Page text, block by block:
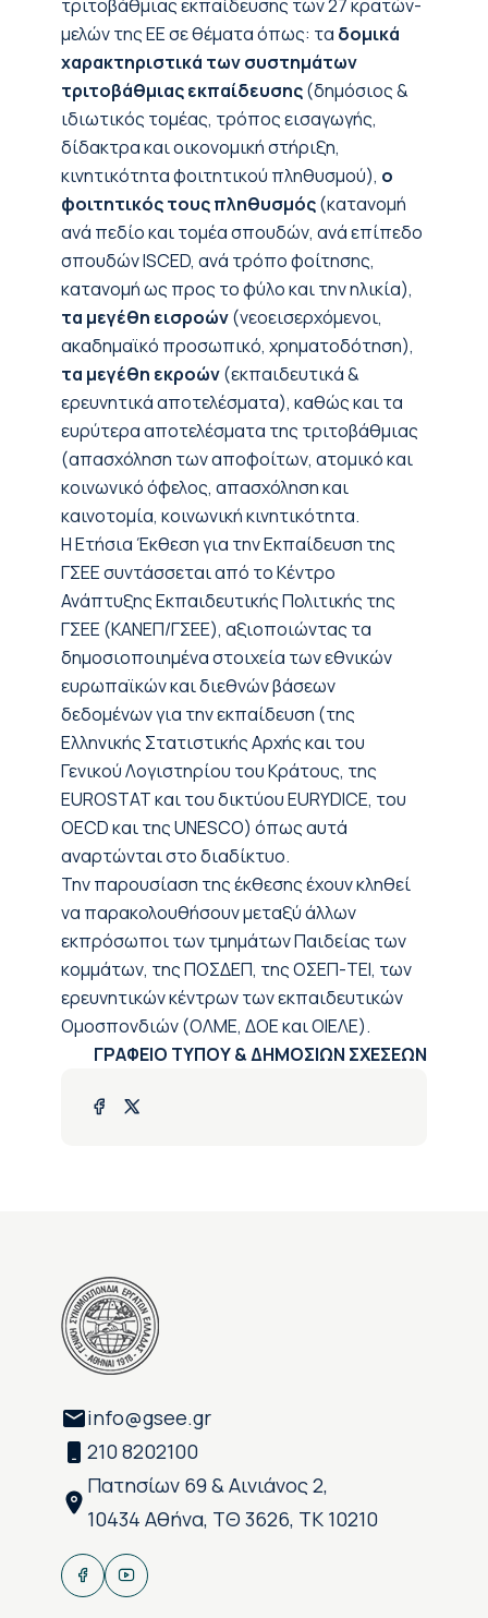
τριτοβάθμιας εκπαίδευσης των 27 κρατών-
μελών της ΕΕ σε θέματα όπως: τα δομικά
χαρακτηριστικά των συστημάτων
τριτοβάθμιας εκπαίδευσης(δημόσιος &
ιδιωτικός τομέας, τρόπος εισαγωγής,
δίδακτρα και οικονομική στήριξη,
κινητικότητα φοιτητικού πληθυσμού), ο
φοιτητικός τους πληθυσμός(κατανομή
ανά πεδίο και τομέα σπουδών, ανά επίπεδο
σπουδών ISCED, ανά τρόπο φοίτησης,
κατανομή ως προς το φύλο και την ηλικία),
τα μεγέθη εισροών(νεοεισερχόμενοι,
ακαδημαϊκό προσωπικό, χρηματοδότηση),
τα μεγέθη εκροών(εκπαιδευτικά &
ερευνητικά αποτελέσματα), καθώς και τα
ευρύτερα αποτελέσματα της τριτοβάθμιας
(απασχόληση των αποφοίτων, ατομικό και
κοινωνικό όφελος, απασχόληση και
καινοτομία, κοινωνική κινητικότητα.
Η Ετήσια Έκθεση για την Εκπαίδευση της
ΓΣΕΕ συντάσσεται από το Κέντρο
Ανάπτυξης Εκπαιδευτικής Πολιτικής της
ΓΣΕΕ (ΚΑΝΕΠ/ΓΣΕΕ), αξιοποιώντας τα
δημοσιοποιημένα στοιχεία των εθνικών
ευρωπαϊκών και διεθνών βάσεων
δεδομένων για την εκπαίδευση (της
Ελληνικής Στατιστικής Αρχής και του
Γενικού Λογιστηρίου του Κράτους, της
EUROSTAT και του δικτύου EURYDICE, του
OECD και της UNESCO) όπως αυτά
αναρτώνται στο διαδίκτυο.
Την παρουσίαση της έκθεσης έχουν κληθεί
να παρακολουθήσουν μεταξύ άλλων
εκπρόσωποι των τμημάτων Παιδείας των
κομμάτων, της ΠΟΣΔΕΠ, της ΟΣΕΠ-ΤΕΙ, των
ερευνητικών κέντρων των εκπαιδευτικών
Ομοσπονδιών (ΟΛΜΕ, ΔΟΕ και ΟΙΕΛΕ).
ΓΡΑΦΕΙΟ ΤΥΠΟΥ & ΔΗΜΟΣΙΩΝ ΣΧΕΣΕΩΝ
info@gsee.gr
210 8202100
Πατησίων 69 & Αινιάνος 2,
10434 Αθήνα, ΤΘ 3626, ΤΚ 10210